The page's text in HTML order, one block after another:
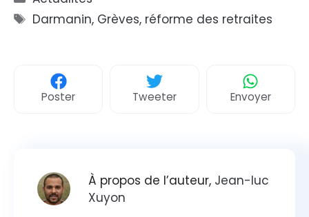
Étiquettes
Darmanin, Grèves, réforme des retraites
Poster Tweeter Envoyer
À propos de l’auteur, Jean-luc
Xuyon